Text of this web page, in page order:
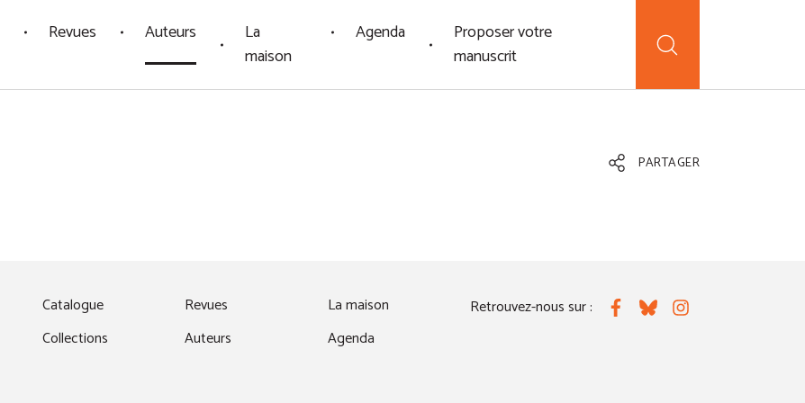
Revues Auteurs
La
maison
Agenda
Proposer votre
manuscrit
PARTAGER
Catalogue
Collections
Revues
Auteurs
La maison
Agenda
Retrouvez-nous sur : FacebookBlueskyInstagram